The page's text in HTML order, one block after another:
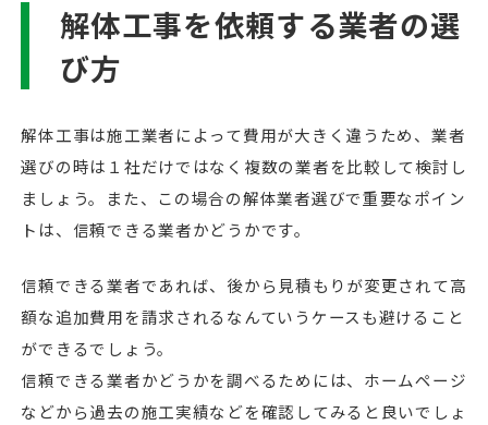
解体工事を依頼する業者の選
び方
解体工事は施工業者によって費用が大きく違うため、業者
選びの時は１社だけではなく複数の業者を比較して検討し
ましょう。また、この場合の解体業者選びで重要なポイン
トは、信頼できる業者かどうかです。
信頼できる業者であれば、後から見積もりが変更されて高
額な追加費用を請求されるなんていうケースも避けること
ができるでしょう。
信頼できる業者かどうかを調べるためには、ホームページ
などから過去の施工実績などを確認してみると良いでしょ